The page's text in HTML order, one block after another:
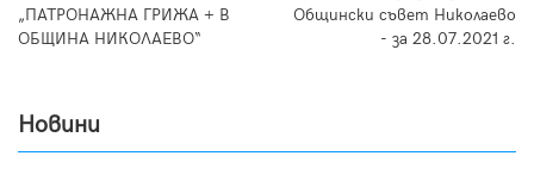
„ПАТРОНАЖНА ГРИЖА + В
ОБЩИНА НИКОЛАЕВО“
Общински съвет Николаево
- за 28.07.2021 г.
Новини